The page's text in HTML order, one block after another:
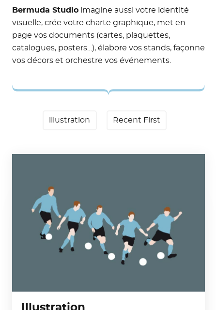
Bermuda Studio imagine aussi votre identité
visuelle, crée votre charte graphique, met en
page vos documents (cartes, plaquettes,
catalogues, posters…), élabore vos stands, façonne
vos décors et orchestre vos événements.
illustration Recent First
Illustration